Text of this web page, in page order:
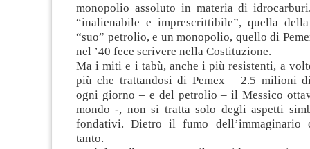
monopolio assoluto in materia di
“inalienabile e imprescrittibile”, quella
“suo” petrolio, e un monopolio, quello di
nel ’40 fece scrivere nella Costituzione.
Ma i miti e i tabù, anche i più resistenti, a
più che trattandosi di Pemex – 2.5 milioni
ogni giorno – e del petrolio – il Messico
mondo -, non si tratta solo degli aspetti
fondativi. Dietro il fumo dell’immaginario
tanto.